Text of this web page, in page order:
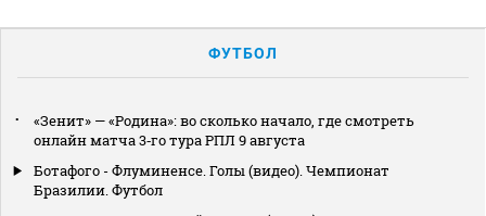
ФУТБОЛ
«Зенит» — «Родина»: во сколько начало, где смотреть
онлайн матча 3‑го тура РПЛ 9 августа
Ботафого - Флуминенсе. Голы (видео). Чемпионат
Бразилии. Футбол